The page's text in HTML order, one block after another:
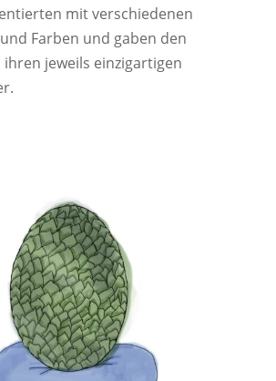
mit verschiedenen
Farben und gaben den
ihren jeweils einzigartigen